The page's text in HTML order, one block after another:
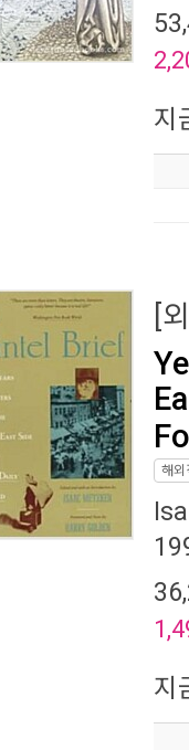
지
[
해외
지